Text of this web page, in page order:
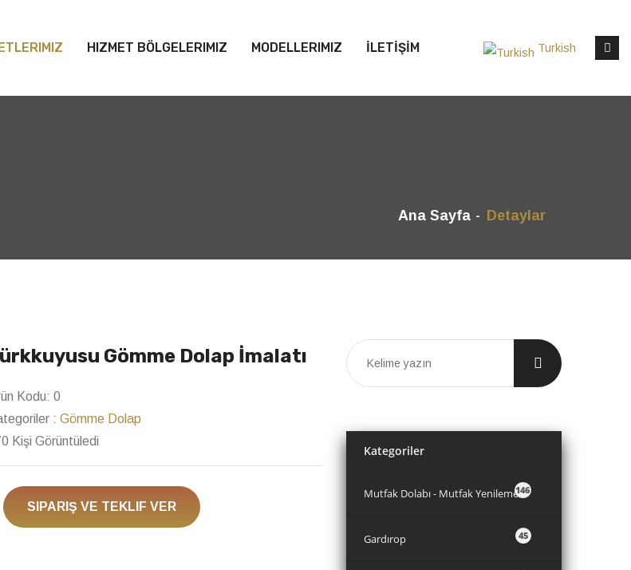
HIZMET BÖLGELERIMIZ MODELLERIMIZ İLETİŞİM Turkish
Ana Sayfa Detaylar
Gömme Dolap İmalatı
Kodu: 0
: Gömme Dolap
Kişi Görüntüledi
SIPARIŞ VE TEKLIF VER
Kategoriler
146
Mutfak Dolabı - Mutfak Yenileme
45
Gardırop